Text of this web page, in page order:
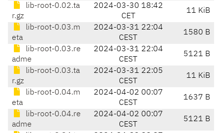
lib-root-0.02.ta
r.gz
2024-03-30 18:42
CET
11 KiB
lib-root-0.03.m
eta
2024-03-31 22:04
CEST
1580 B
lib-root-0.03.re
adme
2024-03-31 22:04
CEST
5121 B
lib-root-0.03.ta
r.gz
2024-03-31 22:05
CEST
11 KiB
lib-root-0.04.m
eta
2024-04-02 00:07
CEST
1637 B
lib-root-0.04.re
adme
2024-04-02 00:07
CEST
5121 B